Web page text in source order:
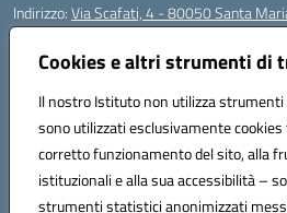
Cookies e altri strumenti di
Il nostro Istituto non utilizza
sono utilizzati esclusivamente
corretto funzionamento del sito, alla
istituzionali e alla sua accessibilità –
strumenti statistici anonimizzati
Indirizzo:Via Scafati, 4 - 80050 Santa
Centralino:
Posta elettronica certificata (PEC):
Codice fiscale: 90016250632
Codice meccanografico:NAEE21900T
Codice Indice delle Pubbliche
Codice unico di fatturazione (CUF): UFZ0X6